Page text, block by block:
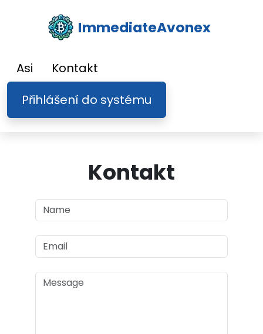
ImmediateAvonex
Asi
Kontakt
Přihlášení do systému
Kontakt